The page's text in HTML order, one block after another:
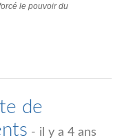
le pouvoir du
de
- il y a 4 ans